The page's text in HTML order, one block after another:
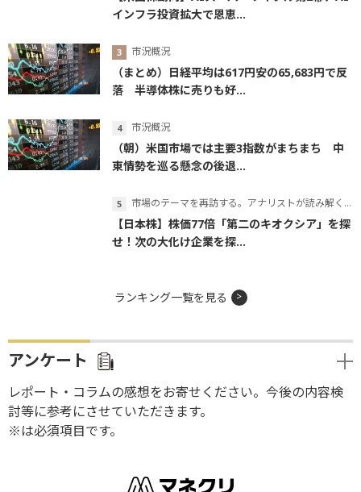
インフラ投資拡大で恩恵...
市況概況
（まとめ）日経平均は617円安の65,683円で反
落 半導体株に売りも好...
市況概況
（朝）米国市場では主要3指数がまちまち 中
東情勢を巡る懸念の後退...
市場のテーマを再訪する。アナリストが読み解くテーマの本質
【日本株】株価77倍「第二のキオクシア」を探
せ！次の大化け企業を探...
ランキング一覧を見る
アンケート
レポート・コラムの感想をお寄せください。今後の内容検
討等に参考にさせていただきます。
※は必須項目です。